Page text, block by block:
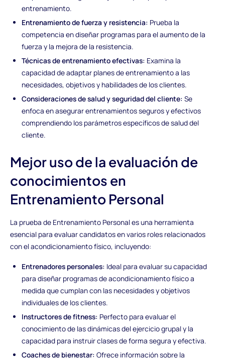
entrenamiento.
Entrenamiento de fuerza y resistencia: Prueba la
competencia en diseñar programas para el aumento de la
fuerza y la mejora de la resistencia.
Técnicas de entrenamiento efectivas: Examina la
capacidad de adaptar planes de entrenamiento a las
necesidades, objetivos y habilidades de los clientes.
Consideraciones de salud y seguridad del cliente: Se
enfoca en asegurar entrenamientos seguros y efectivos
comprendiendo los parámetros específicos de salud del
cliente.
Mejor uso de la evaluación de
conocimientos en
Entrenamiento Personal
La prueba de Entrenamiento Personal es una herramienta
esencial para evaluar candidatos en varios roles relacionados
con el acondicionamiento físico, incluyendo:
Entrenadores personales: Ideal para evaluar su capacidad
para diseñar programas de acondicionamiento físico a
medida que cumplan con las necesidades y objetivos
individuales de los clientes.
Instructores de fitness: Perfecto para evaluar el
conocimiento de las dinámicas del ejercicio grupal y la
capacidad para instruir clases de forma segura y efectiva.
Coaches de bienestar: Ofrece información sobre la